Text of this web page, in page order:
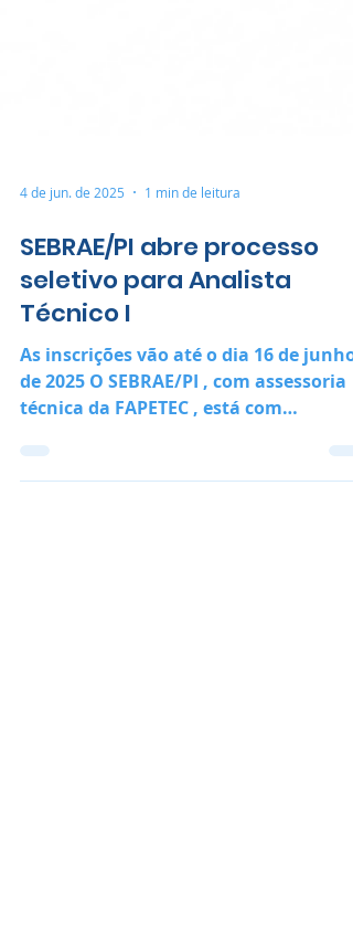
4 de jun. de 2025 1 min de leitura
SEBRAE/PI abre processo
seletivo para Analista
Técnico I
As inscrições vão até o dia 16 de junho
técnica da FAPETEC , está com
inscrições abertas para a...